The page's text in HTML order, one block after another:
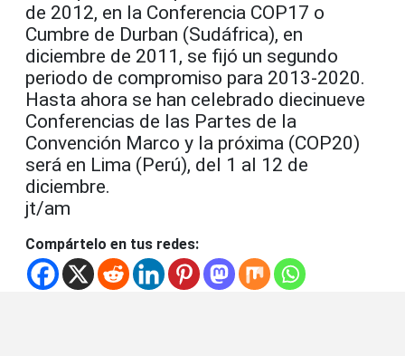
de 2012, en la Conferencia COP17 o
Cumbre de Durban (Sudáfrica), en
diciembre de 2011, se fijó un segundo
periodo de compromiso para 2013-2020.
Hasta ahora se han celebrado diecinueve
Conferencias de las Partes de la
Convención Marco y la próxima (COP20)
será en Lima (Perú), del 1 al 12 de
diciembre.
jt/am
Compártelo en tus redes: